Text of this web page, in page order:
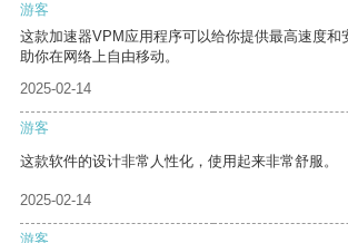
游客
这款加速器VPM应用程序可以给你提供最高速度和
助你在网络上自由移动。
2025-02-14
游客
这款软件的设计非常人性化，使用起来非常舒服。
2025-02-14
游客